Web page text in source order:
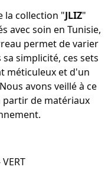
la collection "JLIZ"
avec soin en Tunisie,
permet de varier
simplicité, ces sets
méticuleux et d'un
avons veillé à ce
partir de matériaux
VERT